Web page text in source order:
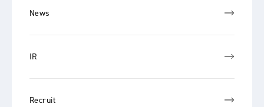
News
IR
Recruit